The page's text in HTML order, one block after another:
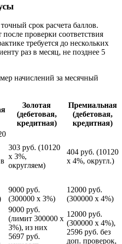
срок расчета баллов.
проверки соответствия
требуется до нескольких
раз в месяц, не позднее 5
начислений за месячный
Золотая
(дебетовая,
кредитная)
Премиальная
(дебетовая,
кредитная)
303 руб. (10120
х 3%,
округляем)
404 руб. (10120
х 4%, округл.)
9000 руб.
(300000 х 3%)
12000 руб.
(300000 х 4%)
9000 руб.
(лимит 300000 х
3%), из них
5697 руб.
12000 руб.
(300000 х 4%),
2596 руб. без
доп. проверок,